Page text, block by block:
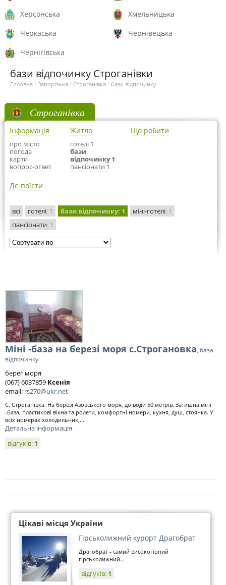
Херсонська
Хмельницька
Черкаська
Чернівецька
Чернігівська
бази відпочинку Строганівки
Головна / Запорізька / Строганівка / бази відпочинку
Строганівка
Інформація
про місто
погода
карти
вопрос-ответ
Житло
готелі 1
бази
відпочинку 1
пансіонати 1
Що робити
Де поїсти
всі готелі: 1 бази відпочинку: 1 міні-готелі: 1
пансіонати: 1
Міні -база на березі моря с.Строгановка, база
відпочинку
берег моря
(067) 6037859 Ксенія
email: rs270@ukr.net
С. Строганівка. На березі Азовського моря, до води 50 метрів. Затишна міні
-база, пластикові вікна та ролети, комфортні номери, кухня, душ, стоянка. У
всіх номерах холодильник,...
Детальна інформація
відгуків: 1
Цікаві місця України
Гірськолижний курорт Драгобрат
Драгобрат - самий високогірний
гірськолижний...
відгуків: 1